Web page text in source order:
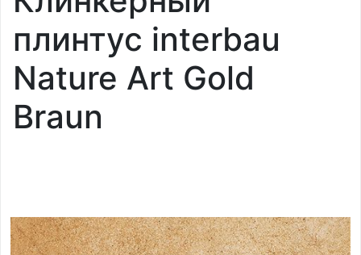
плинтус interbau
Nature Art Gold
Braun